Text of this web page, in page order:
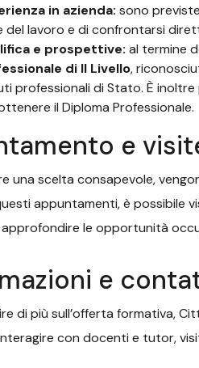
in azienda: sono previste
del lavoro e di confrontarsi
e prospettive: al termine
di II Livello,
professionali di Stato. È
il Diploma Professionale.
e
una scelta consapevole,
appuntamenti, è possibile
le opportunità
e
di più sull’offerta formativa,
con docenti e tutor,